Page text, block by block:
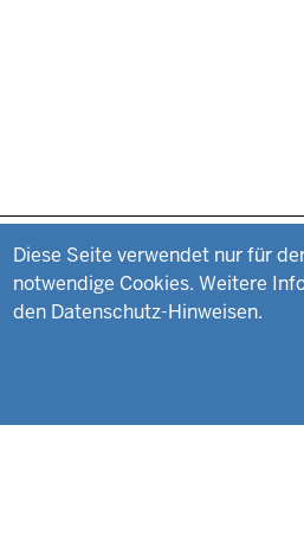
Diese Seite verwendet nur für
notwendige Cookies. Weitere
den Datenschutz-Hinweisen.
Fußzeile